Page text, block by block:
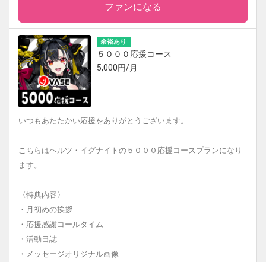
ファンになる
余裕あり
５０００応援コース
5,000円/月
いつもあたたかい応援をありがとうございます。
こちらはヘルツ・イグナイトの５０００応援コースプランになり
ます。
〈特典内容〉
・月初めの挨拶
・応援感謝コールタイム
・活動日誌
・メッセージオリジナル画像